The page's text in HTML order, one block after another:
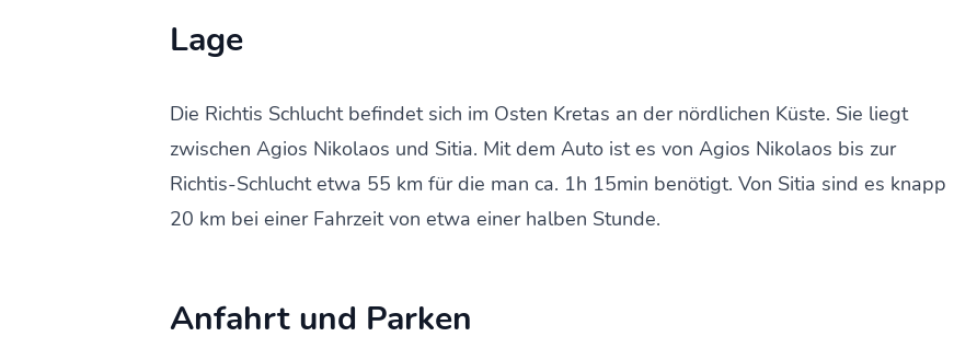
Lage
Die Richtis Schlucht befindet sich im Osten Kretas an der nördlichen Küste. Sie liegt
zwischen Agios Nikolaos und Sitia. Mit dem Auto ist es von Agios Nikolaos bis zur
Richtis-Schlucht etwa 55 km für die man ca. 1h 15min benötigt. Von Sitia sind es knapp
20 km bei einer Fahrzeit von etwa einer halben Stunde.
Anfahrt und Parken